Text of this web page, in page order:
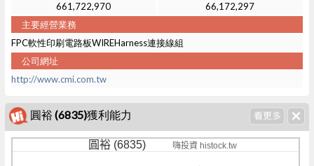
661,722,970
66,172,297
主要經營業務
FPC軟性印刷電路板WIREHarness連接線組
公司網址
http://www.cmi.com.tw
圓裕 (6835)獲利能力
圓裕 (6835) 嗨投資 histock.tw